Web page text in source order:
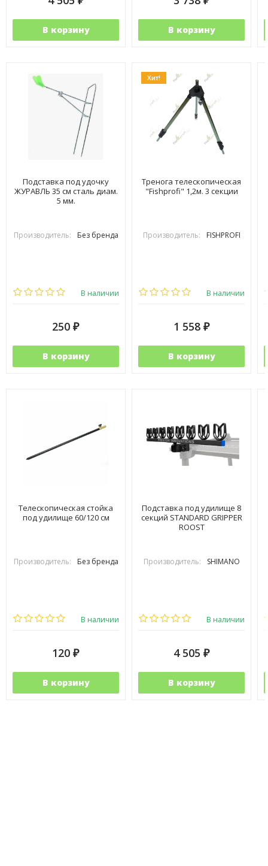
В корзину В корзину
Подставка под удочку
ЖУРАВЛЬ 35 см сталь диам.
5 мм.
Производитель: Без бренда
В наличии
250 ₽
В корзину
Хит!
Тренога телескопическая
"Fishprofi" 1,2м. 3 секции
Производитель: FISHPROFI
В наличии
1 558 ₽
В корзину
Телескопическая стойка
под удилище 60/120 см
Производитель: Без бренда
В наличии
120 ₽
В корзину
Подставка под удилище 8
секций STANDARD GRIPPER
ROOST
Производитель: SHIMANO
В наличии
4 505 ₽
В корзину